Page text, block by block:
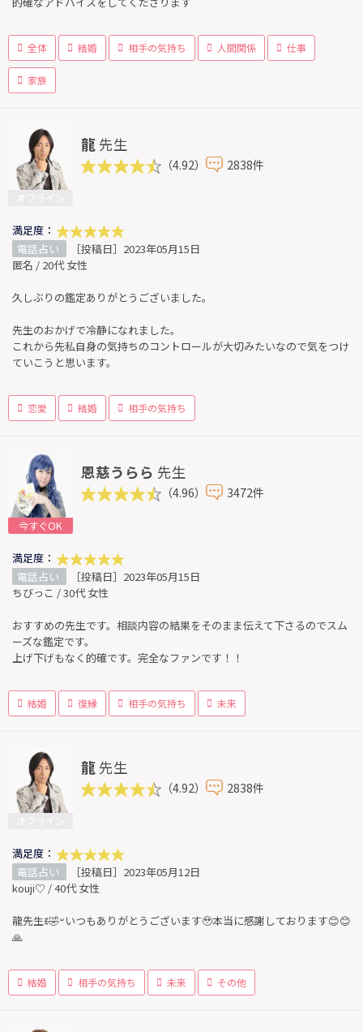
全体 結婚 相手の気持ち 人間関係 仕事
家族
龍 先生
（4.92） 2838件
満足度：
電話占い
［投稿日］2023年05月15日
匿名 / 20代 女性
久しぶりの鑑定ありがとうございました。
先生のおかげで冷静になれました。
これから先私自身の気持ちのコントロールが大切みたいなので気をつけ
ていこうと思います。
恋愛 結婚 相手の気持ち
今すぐOK
恩慈うらら 先生
（4.96） 3472件
満足度：
電話占い
［投稿日］2023年05月15日
ちびっこ / 30代 女性
おすすめの先生です。相談内容の結果をそのまま伝えて下さるのでスム
ーズな鑑定です。
上げ下げもなく的確です。完全なファンです！！
結婚 復縁 相手の気持ち 未来
龍 先生
（4.92） 2838件
満足度：
電話占い
［投稿日］2023年05月12日
kouji♡ / 40代 女性
龍先生ꉂ🤣𐤔いつもありがとうございます🥹本当に感謝しております😊😊
🙏
結婚 相手の気持ち 未来 その他